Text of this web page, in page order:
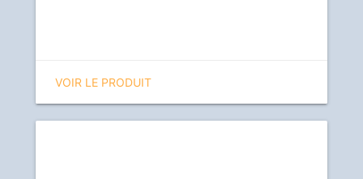
VOIR LE PRODUIT